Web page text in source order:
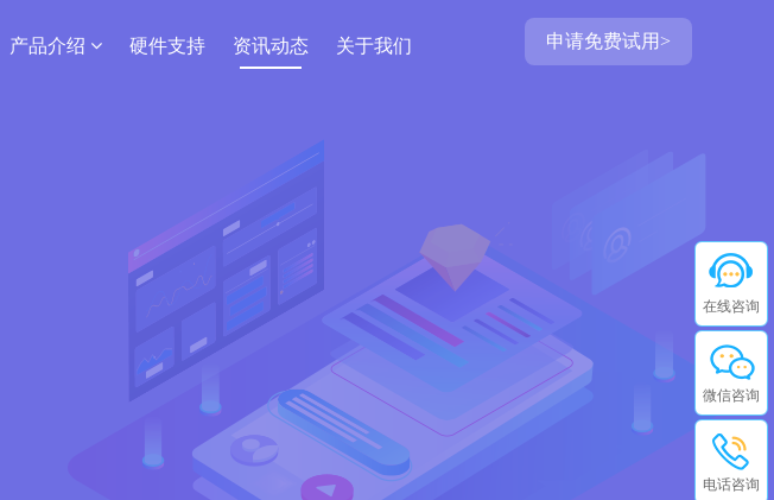
申请免费试用>
产品介绍 硬件支持 资讯动态 关于我们
在线咨询
微信咨询
电话咨询